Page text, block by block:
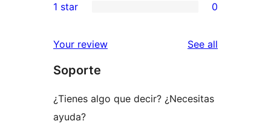
reviews
star
2-
reviews
star
reviews
1 star 0
Your review See all
Soporte
¿Tienes algo que decir? ¿Necesitas
ayuda?